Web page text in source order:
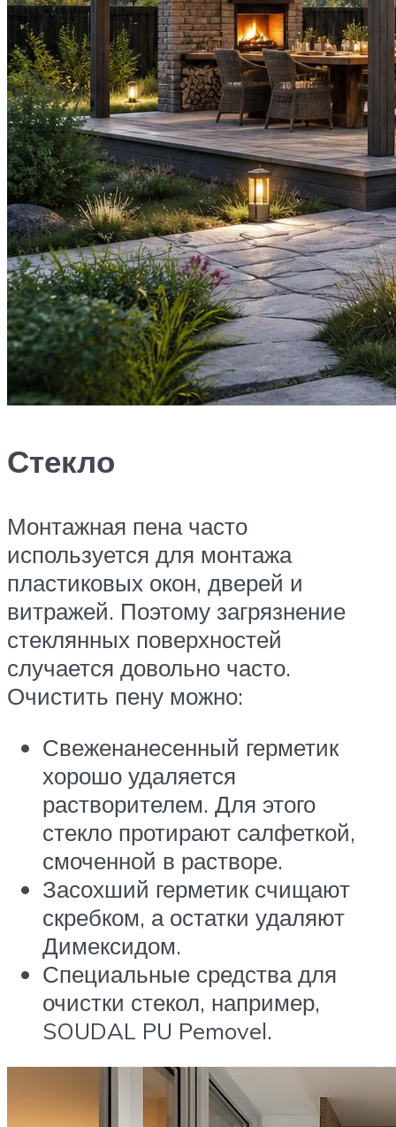
Стекло
Монтажная пена часто
используется для монтажа
пластиковых окон, дверей и
витражей. Поэтому загрязнение
стеклянных поверхностей
случается довольно часто.
Очистить пену можно:
Свеженанесенный герметик
хорошо удаляется
растворителем. Для этого
стекло протирают салфеткой,
смоченной в растворе.
Засохший герметик счищают
скребком, а остатки удаляют
Димексидом.
Специальные средства для
очистки стекол, например,
SOUDAL PU Pemovel.